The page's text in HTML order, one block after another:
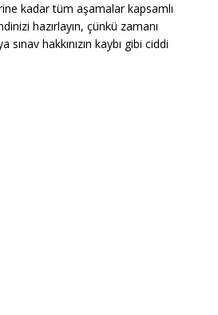
kadar tüm aşamalar kapsamlı
hazırlayın, çünkü zamanı
hakkınızın kaybı gibi ciddi